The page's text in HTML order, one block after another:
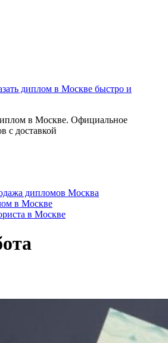
диплом в Москве быстро и
в Москве. Официальное
с доставкой
дипломов Москва
в Москве
в Москве